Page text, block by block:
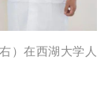
）在西湖大学人